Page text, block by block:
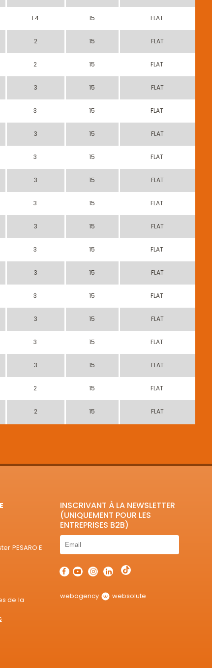
1.4 15 FLAT
2 15 FLAT
2 15 FLAT
3 15 FLAT
3 15 FLAT
3 15 FLAT
3 15 FLAT
3 15 FLAT
3 15 FLAT
3 15 FLAT
3 15 FLAT
3 15 FLAT
3 15 FLAT
3 15 FLAT
3 15 FLAT
3 15 FLAT
2 15 FLAT
2 15 FLAT
PESARO E
de la
INSCRIVANT À LA NEWSLETTER
(UNIQUEMENT POUR LES
ENTREPRISES B2B)
webagency websolute